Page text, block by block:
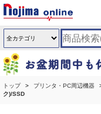
トップ プリンタ・PC周辺機器
ク)/SSD